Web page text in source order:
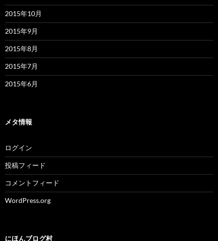
2015年10月
2015年9月
2015年8月
2015年7月
2015年6月
メタ情報
ログイン
投稿フィード
コメントフィード
WordPress.org
にほんブログ村